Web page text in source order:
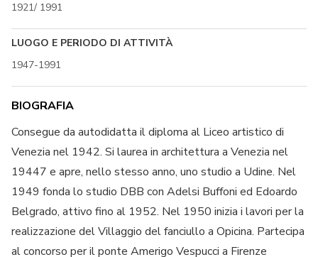
1921/ 1991
LUOGO E PERIODO DI ATTIVITÀ
1947-1991
BIOGRAFIA
Consegue da autodidatta il diploma al Liceo artistico di
Venezia nel 1942. Si laurea in architettura a Venezia nel
19447 e apre, nello stesso anno, uno studio a Udine. Nel
1949 fonda lo studio DBB con Adelsi Buffoni ed Edoardo
Belgrado, attivo fino al 1952. Nel 1950 inizia i lavori per la
realizzazione del Villaggio del fanciullo a Opicina. Partecipa
al concorso per il ponte Amerigo Vespucci a Firenze